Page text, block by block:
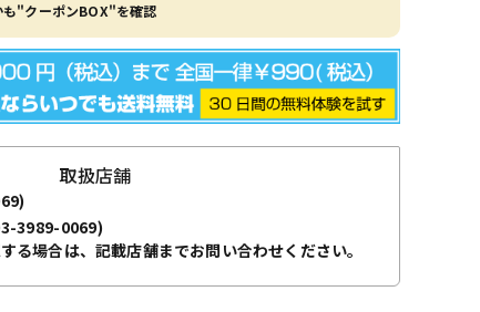
も"クーポンBOX"を確認
取扱店舗
3989-0069)
る場合は、記載店舗までお問い合わせください。